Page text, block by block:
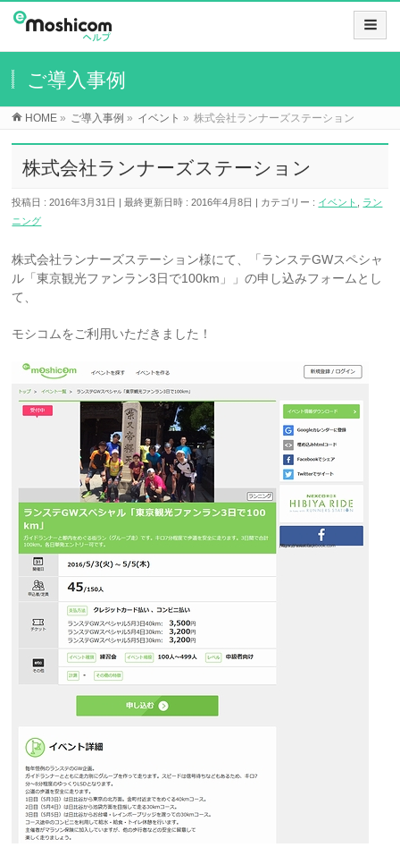
ご導入事例
HOME » ご導入事例 » イベント » 株式会社ランナーズステーション
株式会社ランナーズステーション
投稿日 : 2016年3月31日 最終更新日時 : 2016年4月8日 カテゴリー : イベント
ラン
ニング
株式会社ランナーズステーション様にて、「ランステGWスペシャ
ル「東京観光ファンラン3日で100km」」の申し込みフォームとし
て、
モシコムをご利用いただきました！